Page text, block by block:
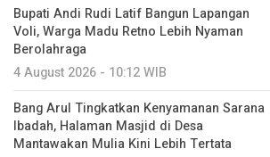
Bupati Andi Rudi Latif Bangun Lapangan
Voli, Warga Madu Retno Lebih Nyaman
Berolahraga
4 August 2026 - 10:12 WIB
Bang Arul Tingkatkan Kenyamanan Sarana
Ibadah, Halaman Masjid di Desa
Mantawakan Mulia Kini Lebih Tertata